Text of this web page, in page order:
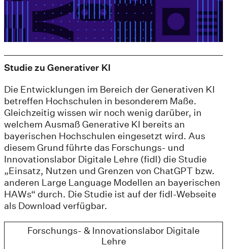
Studie zu Generativer KI
Die Entwicklungen im Bereich der Generativen KI
betreffen Hochschulen in besonderem Maße.
Gleichzeitig wissen wir noch wenig darüber, in
welchem Ausmaß Generative KI bereits an
bayerischen Hochschulen eingesetzt wird. Aus
diesem Grund führte das Forschungs- und
Innovationslabor Digitale Lehre (fidl) die Studie
„Einsatz, Nutzen und Grenzen von ChatGPT bzw.
anderen Large Language Modellen an bayerischen
HAWs“ durch. Die Studie ist auf der fidl-Webseite
als Download verfügbar.
Forschungs- & Innovationslabor Digitale
Lehre